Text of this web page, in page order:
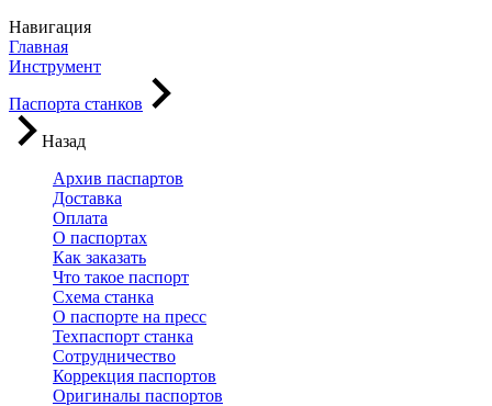
Навигация
Главная
Инструмент
Паспорта станков
Назад
Архив паспартов
Доставка
Оплата
О паспортах
Как заказать
Что такое паспорт
Схема станка
О паспорте на пресс
Техпаспорт станка
Сотрудничество
Коррекция паспортов
Оригиналы паспортов